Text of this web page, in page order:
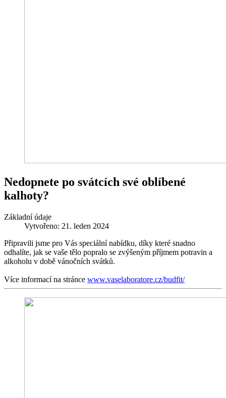
Nedopnete po svátcích své oblíbené
kalhoty?
Základní údaje
Vytvořeno: 21. leden 2024
Připravili jsme pro Vás speciální nabídku, díky které snadno
odhalíte, jak se vaše tělo popralo se zvýšeným příjmem potravin a
alkoholu v době vánočních svátků.
Více informací na stránce www.vaselaboratore.cz/budfit/